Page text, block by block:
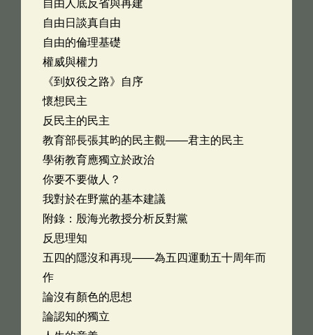
自由人底反省與再建
自由日談真自由
自由的倫理基礎
權威與權力
《到奴役之路》自序
懷想民主
反民主的民主
教育部長張其昀的民主觀——君主的民主
學術教育應獨立於政治
你要不要做人？
我對於在野黨的基本建議
附錄：殷海光教授分析反對黨
反思理知
五四的隱沒和再現——為五四運動五十周年而
作
論沒有顏色的思想
論認知的獨立